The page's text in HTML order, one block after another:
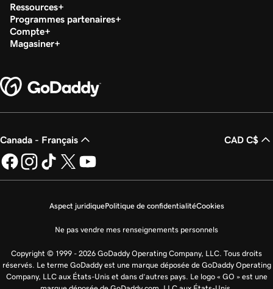
Ressources
Programmes partenaires
Compte
Magasiner
Canada - Français CAD C$
Aspect juridiquePolitique de confidentialitéCookies
Ne pas vendre mes renseignements personnels
Copyright © 1999 - 2026 GoDaddy Operating Company, LLC. Tous droits
réservés. Le terme GoDaddy est une marque déposée de GoDaddy Operating
Company, LLC aux États-Unis et dans d’autres pays. Le logo « GO » est une